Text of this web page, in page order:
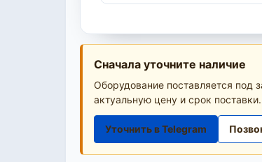
Сначала уточните наличие
Оборудование поставляется под
актуальную цену и срок поставки.
Уточнить в Telegram